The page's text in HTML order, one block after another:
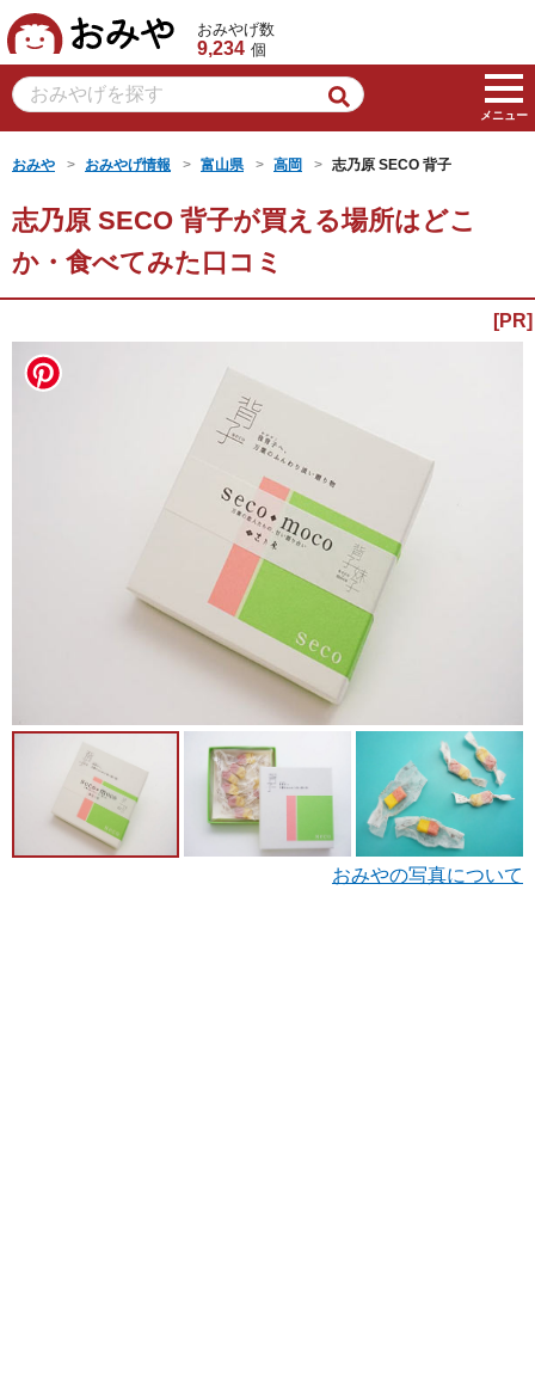
おみや
おみやげ数
9,234 個
メニュー
おみや おみやげ情報 富山県 高岡 志乃原 SECO 背子
志乃原 SECO 背子が買える場所はどこ
か・食べてみた口コミ
おみやの写真について